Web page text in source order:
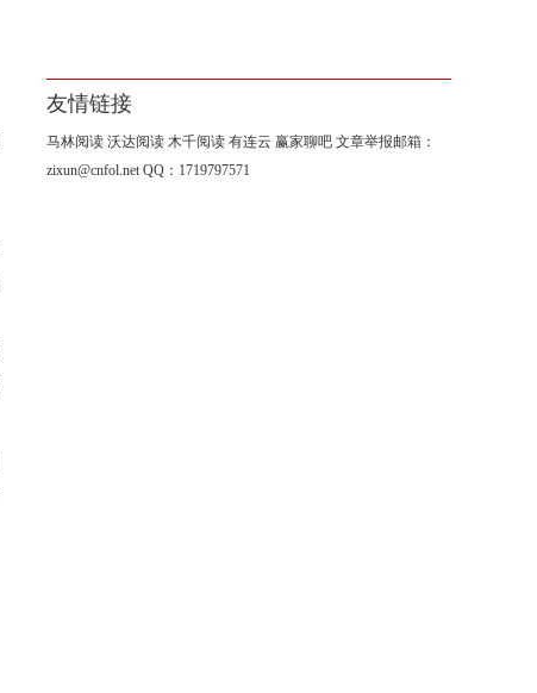
友情链接
马林阅读 沃达阅读 木千阅读 有连云 赢家聊吧 文章举报邮箱：
zixun@cnfol.net QQ：1719797571